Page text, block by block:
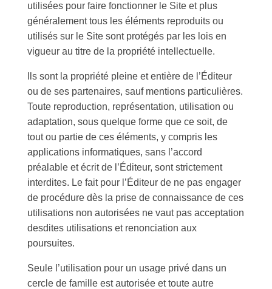
utilisées pour faire fonctionner le Site et plus
généralement tous les éléments reproduits ou
utilisés sur le Site sont protégés par les lois en
vigueur au titre de la propriété intellectuelle.
Ils sont la propriété pleine et entière de l’Éditeur
ou de ses partenaires, sauf mentions particulières.
Toute reproduction, représentation, utilisation ou
adaptation, sous quelque forme que ce soit, de
tout ou partie de ces éléments, y compris les
applications informatiques, sans l’accord
préalable et écrit de l’Éditeur, sont strictement
interdites. Le fait pour l’Éditeur de ne pas engager
de procédure dès la prise de connaissance de ces
utilisations non autorisées ne vaut pas acceptation
desdites utilisations et renonciation aux
poursuites.
Seule l’utilisation pour un usage privé dans un
cercle de famille est autorisée et toute autre